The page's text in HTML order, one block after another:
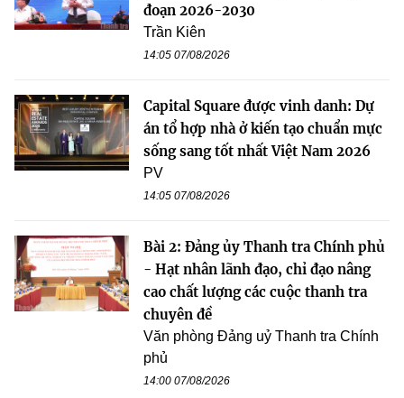
đoạn 2026-2030
Trần Kiên
14:05 07/08/2026
Capital Square được vinh danh: Dự
án tổ hợp nhà ở kiến tạo chuẩn mực
sống sang tốt nhất Việt Nam 2026
PV
14:05 07/08/2026
Bài 2: Đảng ủy Thanh tra Chính phủ
- Hạt nhân lãnh đạo, chỉ đạo nâng
cao chất lượng các cuộc thanh tra
chuyên đề
Văn phòng Đảng uỷ Thanh tra Chính
phủ
14:00 07/08/2026